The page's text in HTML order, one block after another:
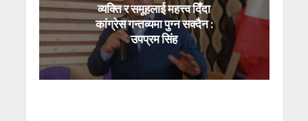
व्यक्ति र समूहलाई महत्त्व दिँदा
कांग्रेस गन्तव्यमा पुग्न सक्दैन :
उपप्रम सिंह